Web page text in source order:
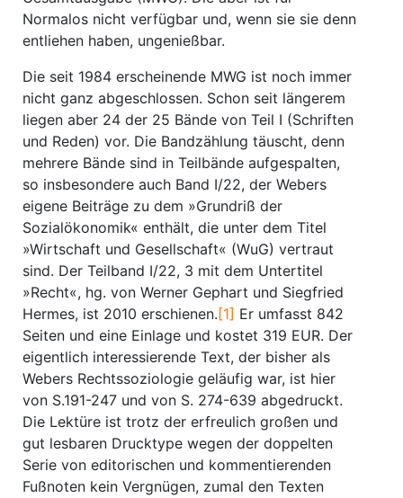
Normalos nicht verfügbar und, wenn sie sie denn
entliehen haben, ungenießbar.
Die seit 1984 erscheinende MWG ist noch immer
nicht ganz abgeschlossen. Schon seit längerem
liegen aber 24 der 25 Bände von Teil I (Schriften
und Reden) vor. Die Bandzählung täuscht, denn
mehrere Bände sind in Teilbände aufgespalten,
so insbesondere auch Band I/22, der Webers
eigene Beiträge zu dem »Grundriß der
Sozialökonomik« enthält, die unter dem Titel
»Wirtschaft und Gesellschaft« (WuG) vertraut
sind. Der Teilband I/22, 3 mit dem Untertitel
»Recht«, hg. von Werner Gephart und Siegfried
Hermes, ist 2010 erschienen. [1] Er umfasst 842
Seiten und eine Einlage und kostet 319 EUR. Der
eigentlich interessierende Text, der bisher als
Webers Rechtssoziologie geläufig war, ist hier
von S.191-247 und von S. 274-639 abgedruckt.
Die Lektüre ist trotz der erfreulich großen und
gut lesbaren Drucktype wegen der doppelten
Serie von editorischen und kommentierenden
Fußnoten kein Vergnügen, zumal den Texten